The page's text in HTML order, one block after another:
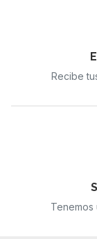
Recibe